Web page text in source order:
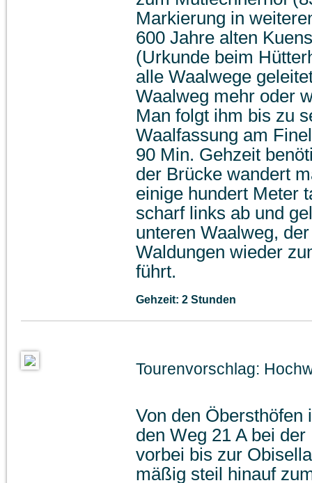
Markierung in
600 Jahre alten
(Urkunde beim
alle Waalwege
Waalweg mehr oder
Man folgt ihm bis zu
Waalfassung am
90 Min. Gehzeit
der Brücke wandert
einige hundert Meter
scharf links ab und
unteren Waalweg,
Waldungen wieder
führt.
Gehzeit: 2 Stunden
Tourenvorschlag:
Von den Öbersthöfen
den Weg 21 A bei
vorbei bis zur
mäßig steil hinauf